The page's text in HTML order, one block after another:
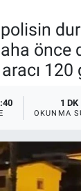
1 DK
OKUNMA